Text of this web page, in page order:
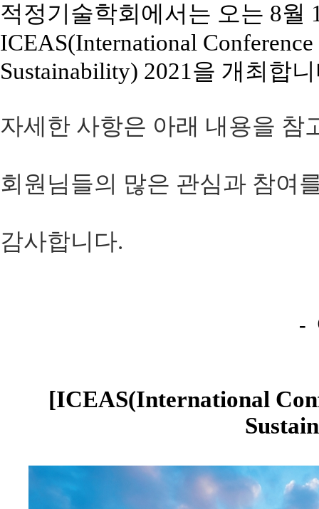
적정기술학회에서는 오는 8월
ICEAS(International
Sustainability) 2021을 개최합
자세한 사항은 아래 내용을 참
회원님들의 많은 관심과 참여
감사합니다.
-
[ICEAS(International